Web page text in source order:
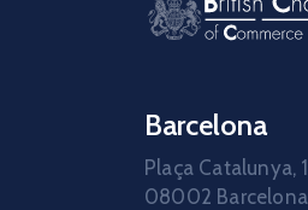
Barcelona
Plaça Catalunya, 1
08002 Barcelona